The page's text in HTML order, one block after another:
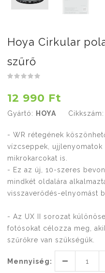
Hoya Cirkular
szűrő
12 990 Ft
Gyártó: HOYA Cikkszám:
- WR rétegének
vízcseppek, ujjlenyomatok
mikrokarcokat is.
- Ez az új, 10-szeres
mindkét oldalára
visszaverődés-elnyomást
- Az UX II sorozat
fotósokat célozza meg,
szűrőkre van szükségük.
Mennyiség: